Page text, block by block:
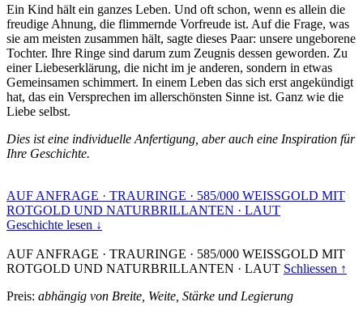
Ein Kind hält ein ganzes Leben. Und oft schon, wenn es allein die
freudige Ahnung, die flimmernde Vorfreude ist. Auf die Frage, was
sie am meisten zusammen hält, sagte dieses Paar: unsere ungeborene
Tochter. Ihre Ringe sind darum zum Zeugnis dessen geworden. Zu
einer Liebeserklärung, die nicht im je anderen, sondern in etwas
Gemeinsamen schimmert. In einem Leben das sich erst angekündigt
hat, das ein Versprechen im allerschönsten Sinne ist. Ganz wie die
Liebe selbst.
Dies ist eine individuelle Anfertigung, aber auch eine Inspiration für
Ihre Geschichte.
AUF ANFRAGE · TRAURINGE · 585/000 WEISSGOLD MIT
ROTGOLD UND NATURBRILLANTEN · LAUT
Geschichte lesen ↓
AUF ANFRAGE · TRAURINGE · 585/000 WEISSGOLD MIT
ROTGOLD UND NATURBRILLANTEN · LAUT Schliessen ↑
Preis: abhängig von Breite, Weite, Stärke und Legierung